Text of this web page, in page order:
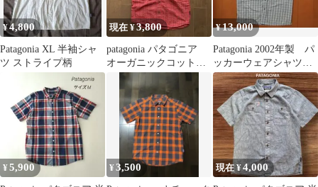
¥4,800
Patagonia XL 半袖シャ
ツ ストライプ柄
現在 ¥3,800
patagonia パタゴニア
オーガニックコットン
半袖シャツ Sサイズ
¥13,000
Patagonia 2002年製 パ
ッカーウェアシャツ
タイ製 M
¥5,900 ¥3,500 現在 ¥4,000